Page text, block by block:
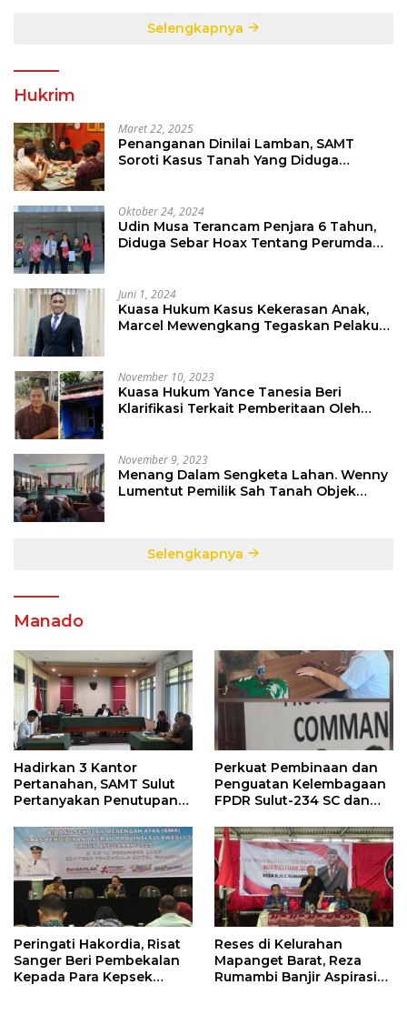
Selengkapnya
Hukrim
Maret 22, 2025
Penanganan Dinilai Lamban, SAMT
Soroti Kasus Tanah Yang Diduga
Oktober 24, 2024
Udin Musa Terancam Penjara 6 Tahun,
Diduga Sebar Hoax Tentang Perumda
Juni 1, 2024
Kuasa Hukum Kasus Kekerasan Anak,
Marcel Mewengkang Tegaskan Pelaku
November 10, 2023
Kuasa Hukum Yance Tanesia Beri
Klarifikasi Terkait Pemberitaan Oleh
November 9, 2023
Menang Dalam Sengketa Lahan. Wenny
Lumentut Pemilik Sah Tanah Objek
Selengkapnya
Manado
Hadirkan 3 Kantor
Pertanahan, SAMT Sulut
Pertanyakan Penutupan
Anggaran Negara
Perkuat Pembinaan dan
Penguatan Kelembagaan
FPDR Sulut-234 SC dan
Peringati Hakordia, Risat
Sanger Beri Pembekalan
Kepada Para Kepsek
Reses di Kelurahan
Mapanget Barat, Reza
Rumambi Banjir Aspirasi